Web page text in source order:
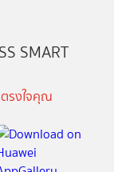
SMART
รงใจคุณ